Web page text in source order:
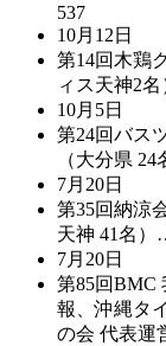
537
10月12日
第14回木鶏
ィス天神2
10月5日
第24回バス
（大分県
7月20日
第35回納涼
天神 41名）
7月20日
第85回BMC
報、沖縄タ
の会 代表運